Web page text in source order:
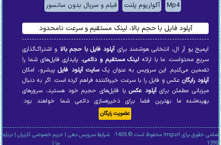
Mp4
آکواریوم پلنت فیلم و سریال بدون سانسور
آپلود فایل با حجم بالا، لینک مستقیم و سرعت نامحدود
ایمیج یو آر ال، انتخابی هوشمند برایآپلود فایل با حجم بالا و اشتراک‌گذاری
سریع محتواست. ما با ارائه لینک مستقیم و دائمی، پایداری فایل‌های شما را
تضمین می‌کنیم. این سرویس به عنوان یکسایت آپلود فایلپیشرو، امکان
آپلود رایگانعکس و فایل را با سرعت خیره‌کننده فراهم کرده است. اگر به دنبال
میزبانی مطمئن برایآپلود عکسیا فایل‌های حجیم خود هستید، سرورهای
بهینه‌شده ما بهترین فضا برای ذخیره‌سازی دائمی شما خواهند بود.
عضویت رایگان
تمامی حقوق برای imgurl محفوظ است.© 1405- شرایط سرویس دهی |حریم خصوصی کاربران |درباره